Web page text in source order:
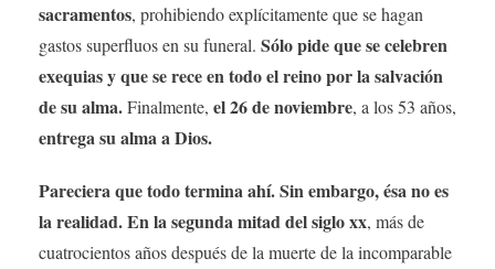
sacramentos, prohibiendo explícitamente que se hagan
gastos superfluos en su funeral. Sólo pide que se celebren
exequias y que se rece en todo el reino por la salvación
de su alma.Finalmente, el 26 de noviembre, a los 53 años,
entrega su alma a Dios.
Pareciera que todo termina ahí. Sin embargo, ésa no es
la realidad. En la segunda mitad del siglo xx, más de
cuatrocientos años después de la muerte de la incomparable